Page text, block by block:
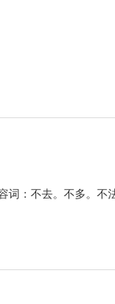
词：不去。不多。不